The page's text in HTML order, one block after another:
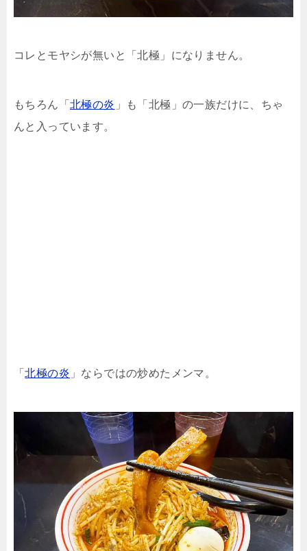
コレとモヤシが無いと「北極」になりません。
もちろん「 北極の炎 」も「北極」の一族だけに、ちゃ
んと入っています。
「北極の炎 」ならではの炒めたメンマ。